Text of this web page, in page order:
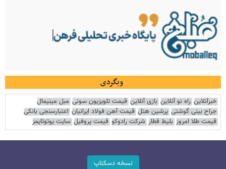
وبگردی
خبرآنلاین راه نو آنلاین بازی آنلاین قیمت تلویزیون سونی مبل مینیمال
جراح بینی گوشتی پرشین هتل قیمت آهن فولاد ایرانیان اعتبارسنجی بانکی
قیمت طلا امروز بلیط قطار شرکت رادوکو قیمت پروفیل سایت یوتوتایمز
نسخه دسکتاپ